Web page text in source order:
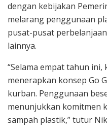
dengan kebijakan
melarang penggunaan
pusat-pusat
lainnya.
“Selama empat tahun ini,
menerapkan konsep Go
kurban. Penggunaan
menunjukkan komitmen
sampah plastik,” tutur